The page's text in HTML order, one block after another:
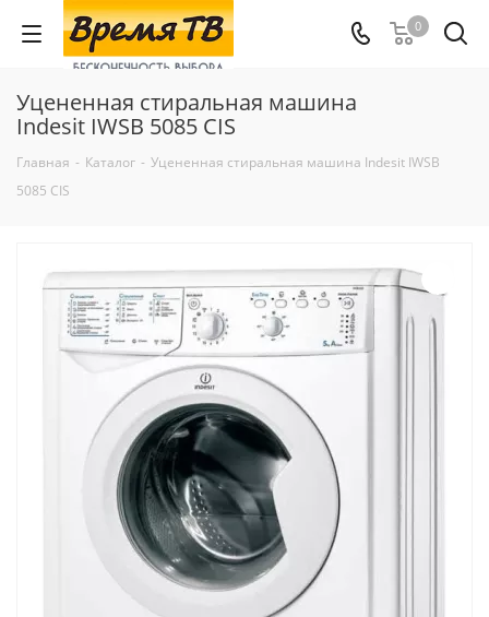
0
Уцененная стиральная машина
Indesit IWSB 5085 CIS
Главная - Каталог - Уцененная стиральная машина Indesit IWSB
5085 CIS